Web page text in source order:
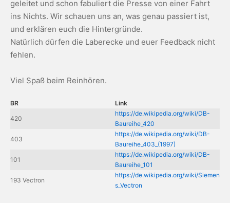
geleitet und schon fabuliert die Presse von einer Fahrt
ins Nichts. Wir schauen uns an, was genau passiert ist,
und erklären euch die Hintergründe.
Natürlich dürfen die Laberecke und euer Feedback nicht
fehlen.
Viel Spaß beim Reinhören.
BR
Link
420
https://de.wikipedia.org/wiki/DB-
Baureihe_420
403
https://de.wikipedia.org/wiki/DB-
Baureihe_403_(1997)
101
https://de.wikipedia.org/wiki/DB-
Baureihe_101
193 Vectron
https://de.wikipedia.org/wiki/Siemen
s_Vectron